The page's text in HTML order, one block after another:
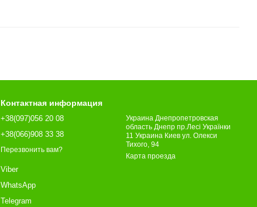
Контактная информация
+38(097)056 20 08
+38(066)908 33 38
Перезвонить вам?
Viber
WhatsApp
Telegram
Украина Днепропетровская
область Днепр пр.Лесі Українки
11 Украина Киев ул. Олекси
Тихого, 94
Карта проезда